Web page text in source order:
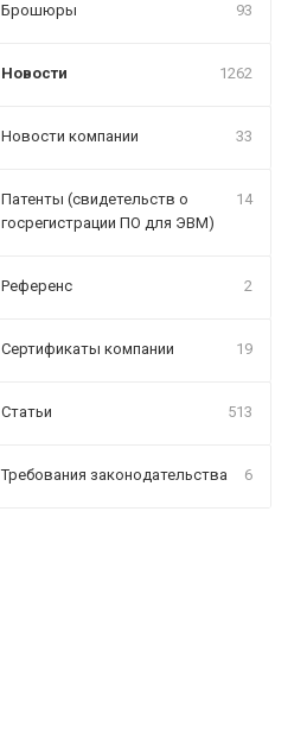
Брошюры 93
Новости 1262
Новости компании 33
Патенты (свидетельств о
госрегистрации ПО для ЭВМ)
14
Референс 2
Сертификаты компании 19
Статьи 513
Требования законодательства 6